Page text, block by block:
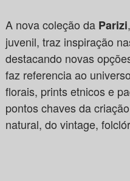
A nova coleção da Parizi
juvenil, traz inspiração
destacando novas
faz referencia ao
florais, prints etnicos e
pontos chaves da
natural, do vintage,